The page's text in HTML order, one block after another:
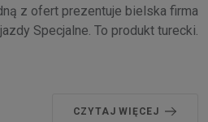
z ofert prezentuje bielska firma
Specjalne. To produkt turecki.
CZYTAJ WIĘCEJ